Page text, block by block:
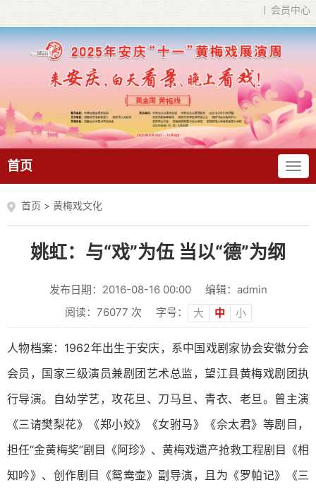
会员中心
首页
首页 > 黄梅戏文化
姚虹：与“戏”为伍 当以“德”为纲
发布日期：2016-08-16 00:00
编辑：admin
阅读： 76077 次 字号： 大 中 小
人物档案：1962年出生于安庆，系中国戏剧家协会安徽分会
会员，国家三级演员兼剧团艺术总监，望江县黄梅戏剧团执
行导演。自幼学艺，攻花旦、刀马旦、青衣、老旦。曾主演
《三请樊梨花》《郑小姣》《女驸马》《佘太君》等剧目，
担任“金黄梅奖”剧目《阿珍》、黄梅戏遗产抢救工程剧目《相
知吟》、创作剧目《鸳鸯壶》副导演，且为《罗帕记》《三